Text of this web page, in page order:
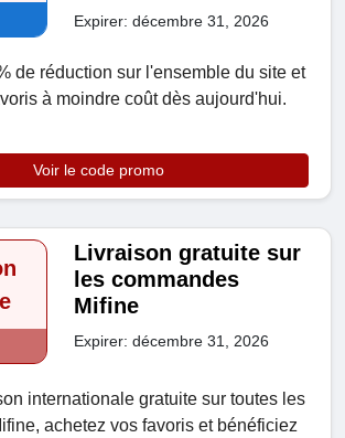
Expirer: décembre 31, 2026
de réduction sur l'ensemble du site et
à moindre coût dès aujourd'hui.
Voir le code promo
Livraison gratuite sur
les commandes
Mifine
Expirer: décembre 31, 2026
internationale gratuite sur toutes les
achetez vos favoris et bénéficiez